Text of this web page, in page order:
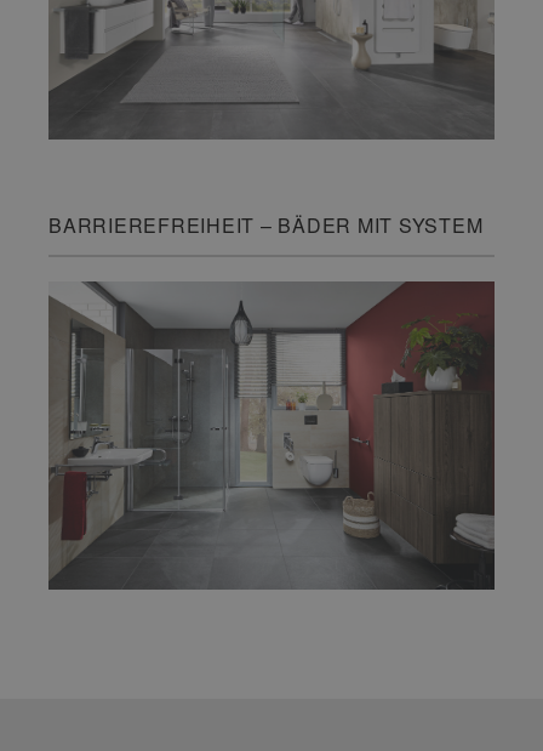
BARRIEREFREIHEIT – BÄDER MIT SYSTEM